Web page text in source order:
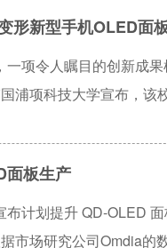
形新型手机OLED面
一项令人瞩目的创新成
浦项科技大学宣布，
极管（OLED）面板。
形状的改变完全通过电
面板生产
布计划提升 QD-OLED
市场研究公司Omdia